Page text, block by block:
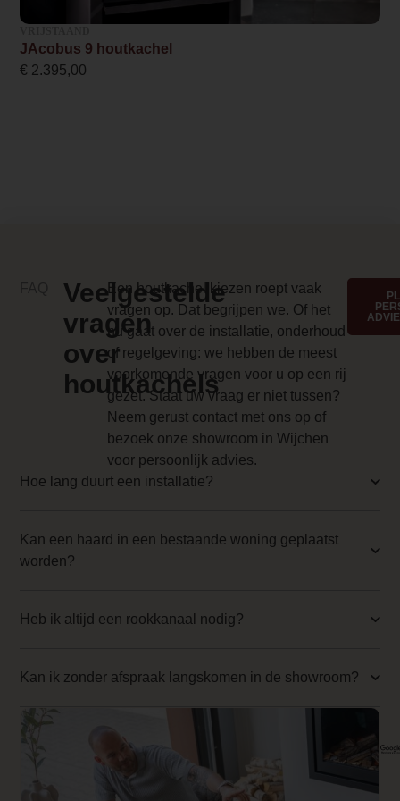
A
0.000000
Backwall_ 3 Price
0.000000
Implementation 3 Price
0.000000
Branderbed 4 Price
0.000000
0.000000
0.000000
0.000000
Implementation 1 Price
JAcobus 9 houtkachel
€ 2.395,00
Veelgestelde
vragen
over
houtkachels
Een houtkachel kiezen roept vaak
vragen op. Dat begrijpen we. Of het
nu gaat over de installatie, onderhoud
of regelgeving: we hebben de meest
voorkomende vragen voor u op een rij
gezet. Staat uw vraag er niet tussen?
Neem gerust contact met ons op of
bezoek onze showroom in Wijchen
voor persoonlijk advies.
Hoe lang duurt een installatie?
Kan een haard in een bestaande woning geplaatst
worden?
Heb ik altijd een rookkanaal nodig?
Kan ik zonder afspraak langskomen in de showroom?